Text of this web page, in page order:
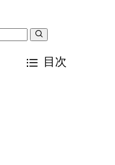
目次